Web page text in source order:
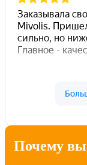
Почему